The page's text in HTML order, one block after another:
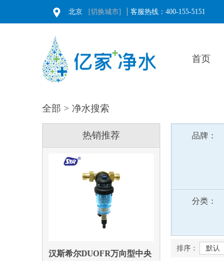
北京 [切换城市] 客服热线：400-155-5151
首页
全部 > 净水搜索
热销推荐
汉斯希尔DUOFR万向型中央
品牌：
分类：
排序： 默认